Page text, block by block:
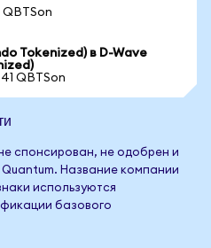
QBTSon
Tokenized) в D-Wave
QBTSon
спонсирован, не одобрен и
Название компании
используются
базового